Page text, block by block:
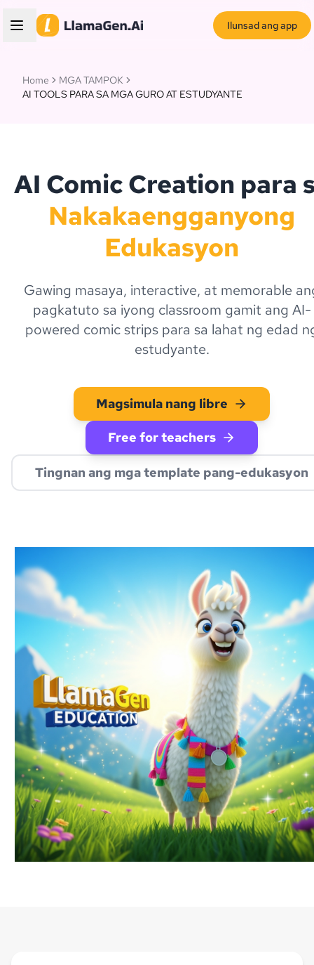
Ilunsad ang app
Home
MGA TAMPOK
AI TOOLS PARA SA MGA GURO AT ESTUDYANTE
AI Comic Creation para
Nakakaengganyong
Edukasyon
Gawing masaya, interactive, at memorable
pagkatuto sa iyong classroom gamit ang AI-
powered comic strips para sa lahat ng edad
estudyante.
Magsimula nang libre
Free for teachers
Tingnan ang mga template pang-edukasyon